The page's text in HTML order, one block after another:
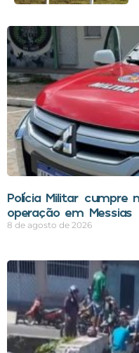
Polícia Militar cumpre
operação em Messias
8 de agosto de 2026